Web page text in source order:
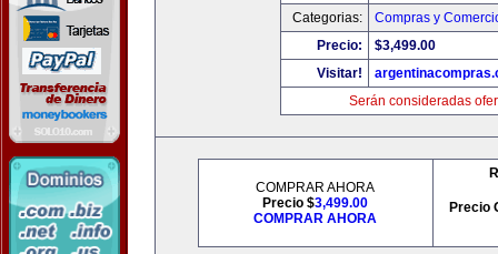
Categorias:
Compras y
Precio:
$3,499.00
Visitar!
Serán consideradas
COMPRAR AHORA
Precio $3,499.00
COMPRAR AHORA
Precio